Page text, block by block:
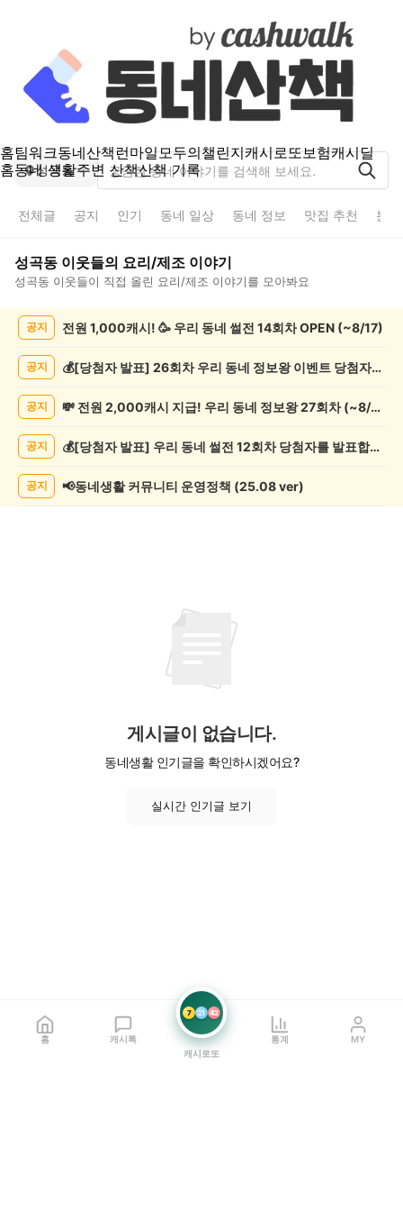
홈팀워크동네산책런마일모두의챌린지캐시로또보험캐시딜
홈동네 생활주변 산책산책 기록
성곡동
전체글 공지 인기 동네 일상 동네 정보 맛집 추천 분
성곡동 이웃들의 요리/제조 이야기
성곡동 이웃들이 직접 올린 요리/제조 이야기를 모아봐요
록
공지 전원 1,000캐시! 🥳 우리 동네 썰전 14회차 OPEN (~8/17)
공지 💰[당첨자 발표] 26회차 우리 동네 정보왕 이벤트 당첨자를 발표합니다!
공지 💸 전원 2,000캐시 지급! 우리 동네 정보왕 27회차 (~8/10)
공지 💰[당첨자 발표] 우리 동네 썰전 12회차 당첨자를 발표합니다!
공지 📢동네생활 커뮤니티 운영정책 (25.08 ver)
게시글이 없습니다.
동네생활 인기글을 확인하시겠어요?
실시간 인기글 보기
홈 캐시톡
7 21 42
캐시로또
통계 MY